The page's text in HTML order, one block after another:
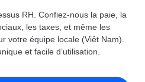
et en toute conformité
sur l’emploi à l’international,
RH. Confiez-nous la paie, la
les taxes, et même les
votre équipe locale (Viêt Nam).
et facile d’utilisation.